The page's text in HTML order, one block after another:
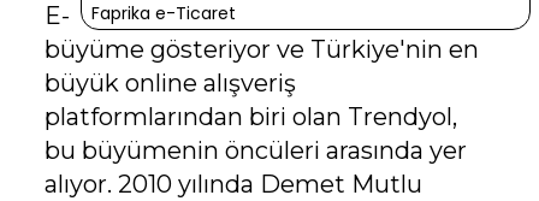
Faprika e-Ticaret
E-ticaret sektörü, günümüzde hızlı bir
büyüme gösteriyor ve Türkiye'nin en
büyük online alışveriş
platformlarından biri olan Trendyol,
bu büyümenin öncüleri arasında yer
alıyor. 2010 yılında Demet Mutlu